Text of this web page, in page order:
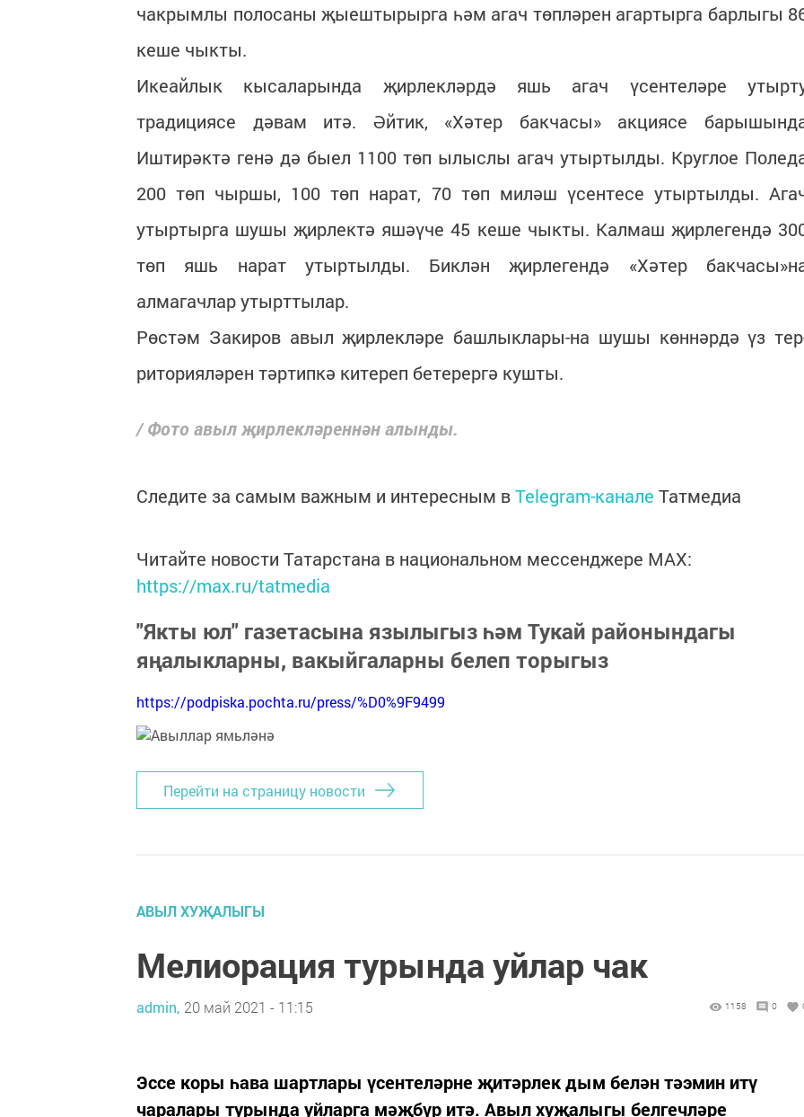
чакрымлы полосаны җыештырырга һәм агач төпләрен агартырга барлыгы
кеше чыкты.
Икеайлык кысаларында җирлекләрдә яшь агач үсентеләре
традициясе дәвам итә. Әйтик, «Хәтер бакчасы» акциясе
Иштирәктә генә дә быел 1100 төп ылыслы агач утыртылды. Круглое
200 төп чыршы, 100 төп нарат, 70 төп миләш үсентесе утыртылды.
утыртырга шушы җирлектә яшәүче 45 кеше чыкты. Калмаш җирлегендә
төп яшь нарат утыртылды. Биклән җирлегендә «Хәтер
алмагачлар утырттылар.
Рөстәм Закиров авыл җирлекләре башлыклары-на шушы көннәрдә үз
риторияләрен тәртипкә китереп бетерергә кушты.
/ Фото авыл җирлекләреннән алынды.
Следите за самым важным и интересным вTelegram-канале Татмедиа
Читайте новости Татарстана в национальном мессенджере MАХ:
https://max.ru/tatmedia
"Якты юл" газетасына язылыгыз һәм Тукай районындагы
яңалыкларны, вакыйгаларны белеп торыгыз
https://podpiska.pochta.ru/press/%D0%9F9499
Перейти на страницу новости
АВЫЛ ХУҖАЛЫГЫ
Мелиорация турында уйлар чак
admin, 20 май 2021 - 11:15 1158 0
Эссе коры һава шартлары үсентеләрне җитәрлек дым белән тәэмин итү
чаралары турында уйларга мәҗбүр итә. Авыл хуҗалыгы белгечләре